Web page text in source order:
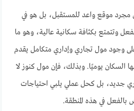
مجرد موقع واعد للمستقبل، بل هو في
وتتمتع بكثافة سكانية عالية، وهو ما
وجود مول تجاري وإداري متكامل يقدم
السكان يوميًا. وبذلك، فإن مول كنوز لا
جديد، بل كحل عملي يلبي احتياجات
في هذه المنطقة.